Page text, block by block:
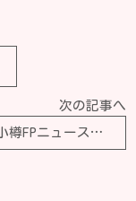
次の記事へ
札幌・小樽FPニュース【相続税は「3000万円＋600万円×相続人の数」までは申告不要と聞きました。預金300万円の場合、申告しなくても大丈夫ですか？】